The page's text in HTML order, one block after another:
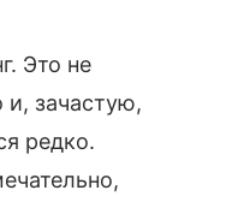
Это не
и, зачастую,
редко.